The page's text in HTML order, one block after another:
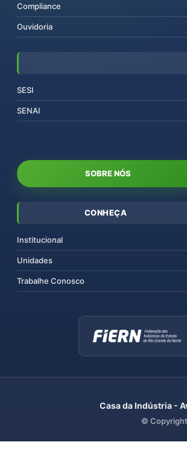
Compliance
Ouvidoria
SESI
SENAI
SOBRE NÓS
CONHEÇA
Institucional
Unidades
Trabalhe Conosco
Casa da Indústria -
© Copyright